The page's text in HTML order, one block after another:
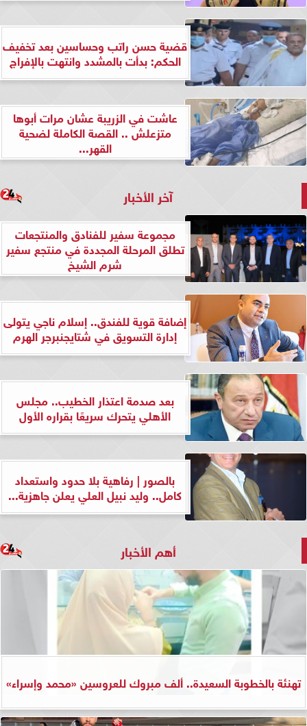
قضية حسن راتب وحساسين بعد تخفيف
الحكم: بدأت بالمشدد وانتهت بالإفراج
عاشت في الزريبة عشان مرات أبوها
متزعلش .. القصة الكاملة لضحية
القهر...
آخر الأخبار
مجموعة سفير للفنادق والمنتجعات
تطلق المرحلة المجددة في منتجع سفير
شرم الشيخ
إضافة قوية للفندق.. إسلام ناجي يتولى
إدارة التسويق في شتايجنبرجر الهرم
بعد صدمة اعتذار الخطيب.. مجلس
الأهلي يتحرك سريعًا بقراره الأول
بالصور | رفاهية بلا حدود واستعداد
كامل.. وليد نبيل العلي يعلن جاهزية...
أهم الأخبار
تهنئة بالخطوبة السعيدة.. ألف مبروك للعروسين «محمد وإسراء»